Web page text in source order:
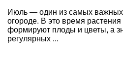
Июль — один из самых важных
огороде. В это время растения
формируют плоды и цветы, а
регулярных ...